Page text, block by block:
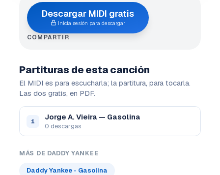
Descargar MIDI gratis
Inicia sesión para descargar
COMPARTIR
Partituras de esta canción
El MIDI es para escucharla; la partitura, para tocarla.
Las dos gratis, en PDF.
1 Jorge A. Vieira — Gasolina
0 descargas
MÁS DE DADDY YANKEE
Daddy Yankee - Gasolina